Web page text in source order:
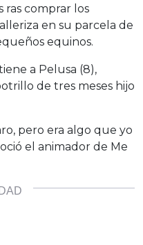
ras comprar los
en su parcela de
equinos.
a Pelusa (8),
de tres meses hijo
pero era algo que yo
el animador de Me